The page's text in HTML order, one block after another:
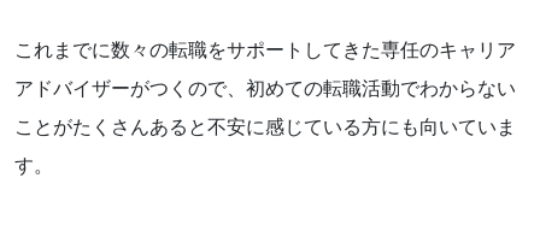
これまでに数々の転職をサポートしてきた専任のキャリア
アドバイザーがつくので、初めての転職活動でわからない
ことがたくさんあると不安に感じている方にも向いていま
す。